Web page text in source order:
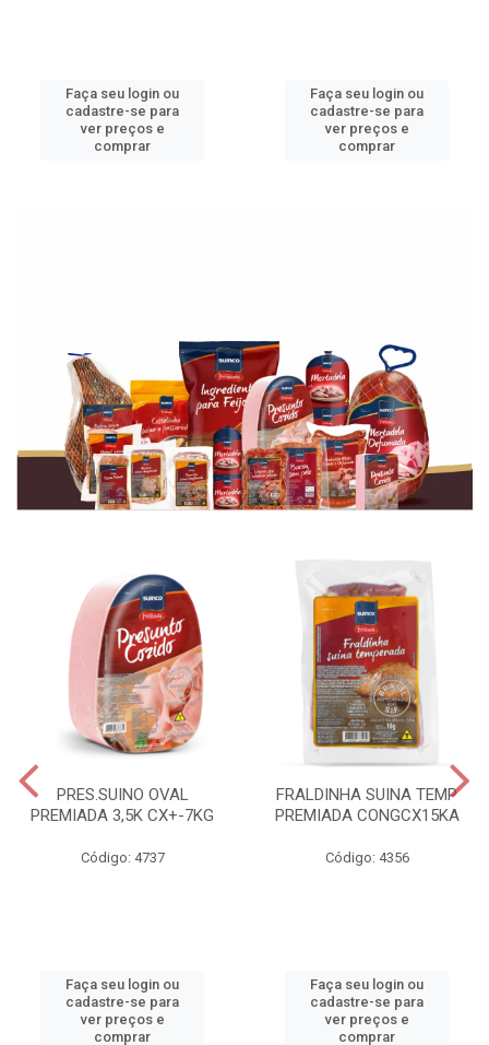
Faça seu login ou
cadastre-se para
ver preços e
comprar
Faça seu login ou
cadastre-se para
ver preços e
comprar
PRES.SUINO OVAL
PREMIADA 3,5K CX+-7KG
Código: 4737
Faça seu login ou
cadastre-se para
ver preços e
comprar
FRALDINHA SUINA TEMP
PREMIADA CONGCX15KA
Código: 4356
Faça seu login ou
cadastre-se para
ver preços e
comprar